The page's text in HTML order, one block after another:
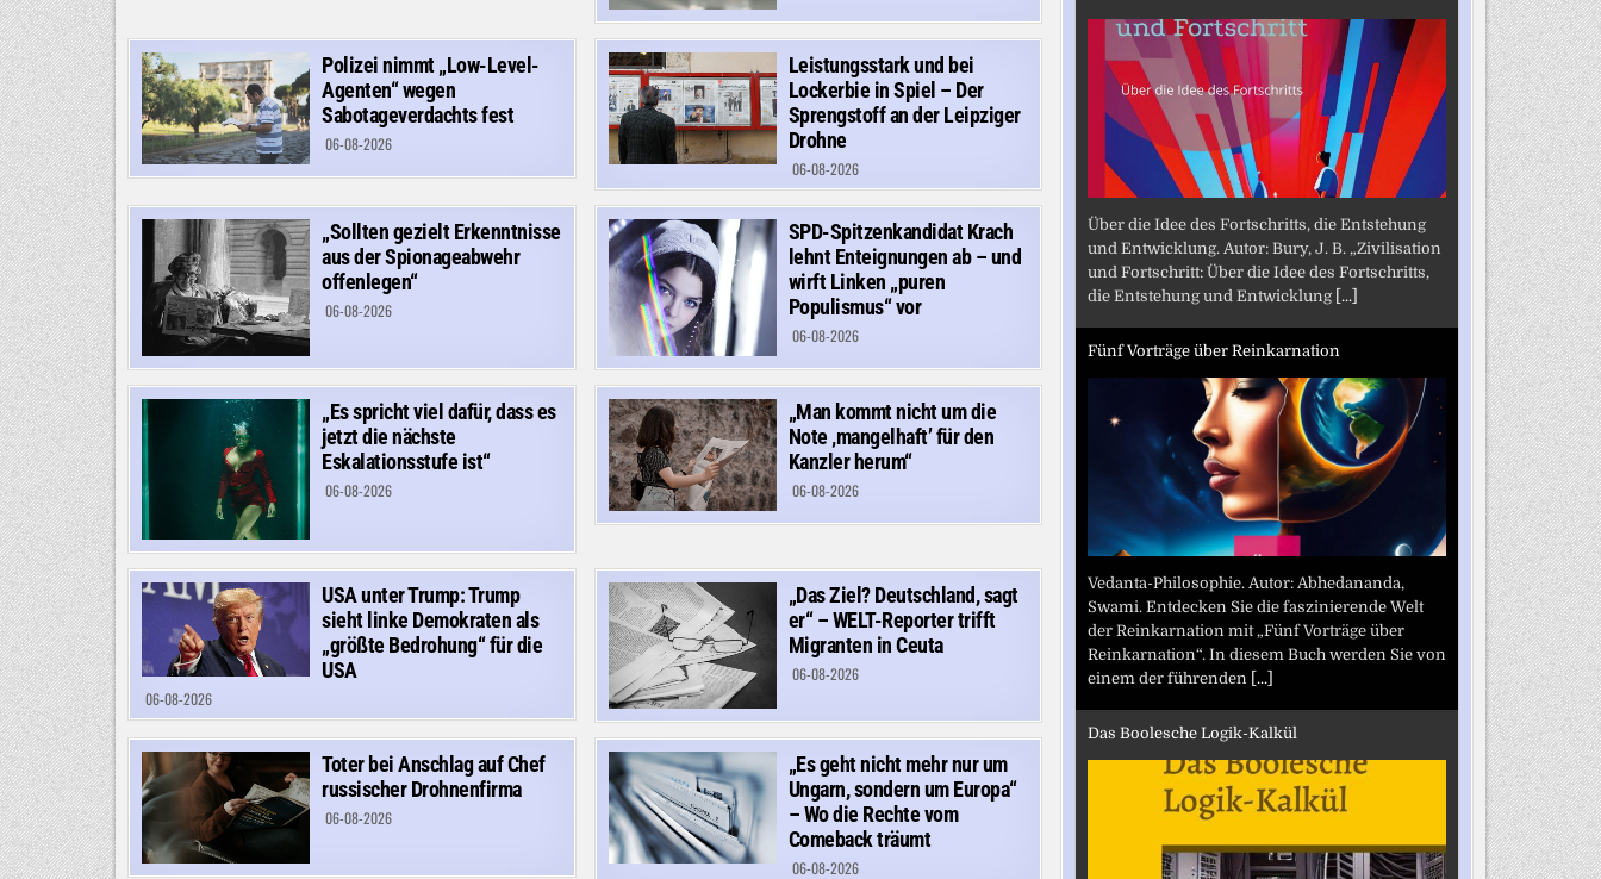
Polizei nimmt „Low-Level-
Agenten“ wegen
Sabotageverdachts fest
06-08-2026
Leistungsstark und bei
Lockerbie in Spiel – Der
Sprengstoff an der Leipziger
Drohne
06-08-2026
„Sollten gezielt Erkenntnisse
aus der Spionageabwehr
offenlegen“
06-08-2026
SPD-Spitzenkandidat Krach
lehnt Enteignungen ab – und
wirft Linken „puren
Populismus“ vor
06-08-2026
„Es spricht viel dafür, dass es
jetzt die nächste
Eskalationsstufe ist“
06-08-2026
„Man kommt nicht um die
Note ‚mangelhaft’ für den
Kanzler herum“
06-08-2026
USA unter Trump: Trump
sieht linke Demokraten als
„größte Bedrohung“ für die
USA
06-08-2026
„Das Ziel? Deutschland, sagt
er“ – WELT-Reporter trifft
Migranten in Ceuta
06-08-2026
Toter bei Anschlag auf Chef
russischer Drohnenfirma
06-08-2026
„Es geht nicht mehr nur um
Ungarn, sondern um Europa“
– Wo die Rechte vom
Comeback träumt
06-08-2026
Über die Idee des Fortschritts, die Entstehung
und Entwicklung. Autor: Bury, J. B. „Zivilisation
und Fortschritt: Über die Idee des Fortschritts,
die Entstehung und Entwicklung [...]
Fünf Vorträge über Reinkarnation
Vedanta-Philosophie. Autor: Abhedananda,
Swami. Entdecken Sie die faszinierende Welt
der Reinkarnation mit „Fünf Vorträge über
Reinkarnation“. In diesem Buch werden Sie von
einem der führenden [...]
Das Boolesche Logik-Kalkül